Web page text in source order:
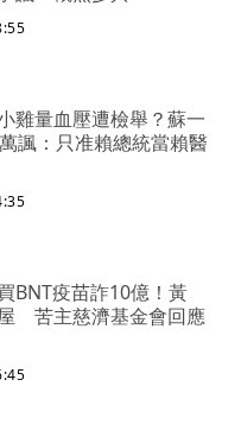
雞量血壓遭檢舉？蘇一
諷：只准賴總統當賴醫
BNT疫苗詐10億！黃
苦主慈濟基金會回應